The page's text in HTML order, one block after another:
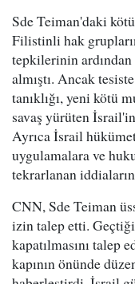
Sde Teiman'daki
Filistinli hak
tepkilerinin
almıştı. Ancak
tanıklığı, yeni kötü
savaş yürüten
Ayrıca İsrail
uygulamalara ve
tekrarlanan
CNN, Sde Teiman
izin talep etti.
kapatılmasını talep
kapının önünde